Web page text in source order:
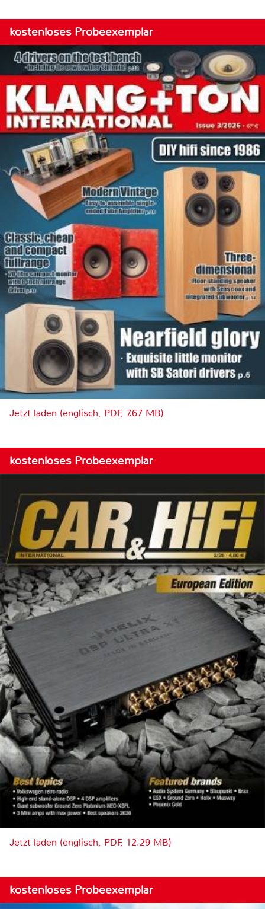
kostenloses Probeexemplar
Jetzt laden (englisch, PDF, 7.67 MB)
kostenloses Probeexemplar
Jetzt laden (englisch, PDF, 12.29 MB)
kostenloses Probeexemplar